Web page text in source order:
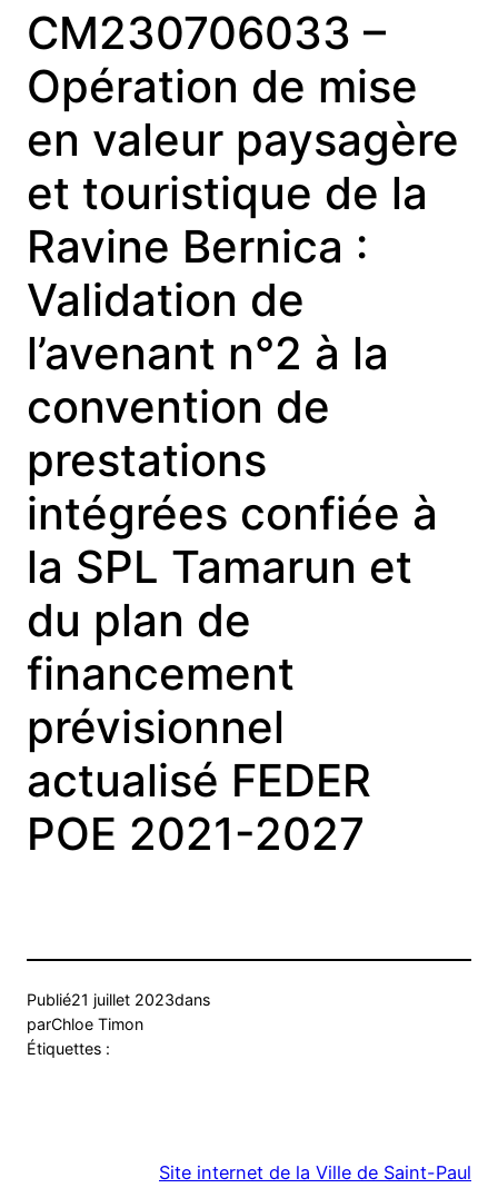
CM230706033 –
Opération de mise
en valeur paysagère
et touristique de la
Ravine Bernica :
Validation de
l’avenant n°2 à la
convention de
prestations
intégrées confiée à
la SPL Tamarun et
du plan de
financement
prévisionnel
actualisé FEDER
POE 2021-2027
Publié21 juillet 2023dans
parChloe Timon
Étiquettes :
Site internet de la Ville de Saint-Paul